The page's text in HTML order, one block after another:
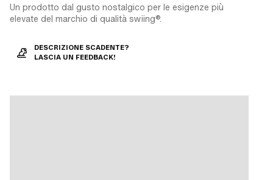
Un prodotto dal gusto nostalgico per le esigenze più
elevate del marchio di qualità swiing®.
DESCRIZIONE SCADENTE?
LASCIA UN FEEDBACK!